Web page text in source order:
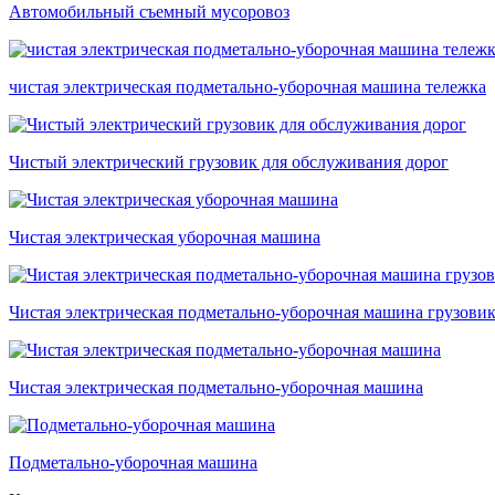
Автомобильный съемный мусоровоз
чистая электрическая подметально-уборочная машина тележка
Чистый электрический грузовик для обслуживания дорог
Чистая электрическая уборочная машина
Чистая электрическая подметально-уборочная машина грузовик
Чистая электрическая подметально-уборочная машина
Подметально-уборочная машина